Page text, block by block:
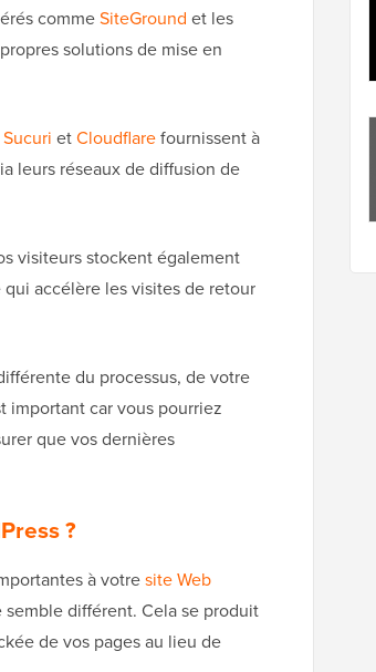
commeSiteGround et les
solutions de mise en
Sucuri etCloudflarefournissent à
leurs réseaux de diffusion de
visiteurs stockent également
accélère les visites de retour
du processus, de votre
important car vous pourriez
que vos dernières
?
à votresite Web
différent. Cela se produit
de vos pages au lieu de